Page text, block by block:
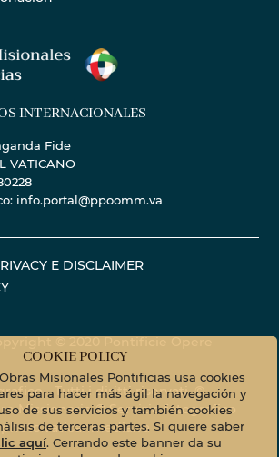
INTERNACIONALES
Fide
VATICANO
info.portal@ppoomm.va
E DISCLAIMER
© 2020 Pontificie Opere
- Tutti i diritti riservati. ©
Missionarie © Servizio fotografico
photo.vaticanmedia.va
COOKIE POLICY
Misionales Pontificias usa cookies
para hacer más ágil la navegación y
de sus servicios y también cookies
de terceras partes. Si quiere saber
aquí. Cerrando este banner da su